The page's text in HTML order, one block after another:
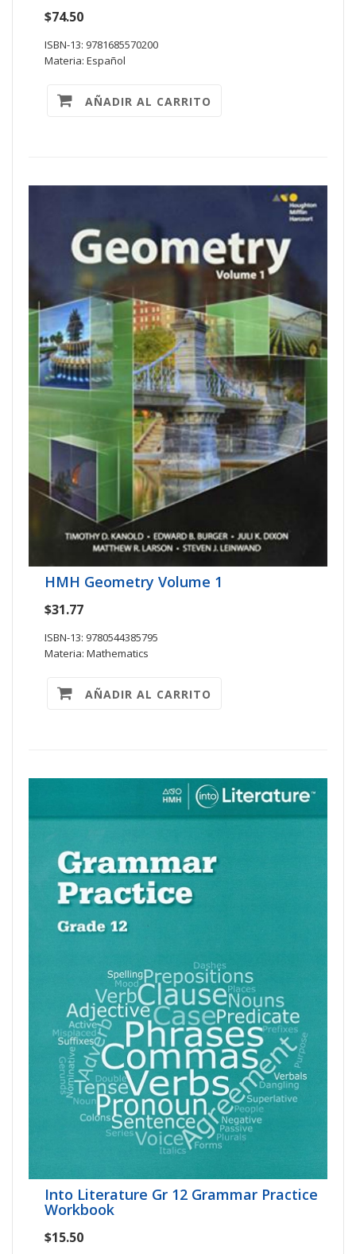
$74.50
ISBN-13: 9781685570200
Materia: Español
AÑADIR AL CARRITO
HMH Geometry Volume 1
$31.77
ISBN-13: 9780544385795
Materia: Mathematics
AÑADIR AL CARRITO
Into Literature Gr 12 Grammar Practice
Workbook
$15.50